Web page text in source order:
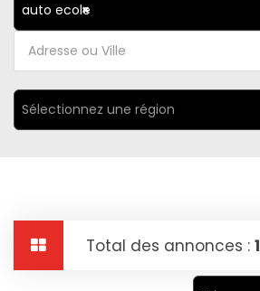
×
auto ecole
Sélectionnez une région
Total des annonces : 1